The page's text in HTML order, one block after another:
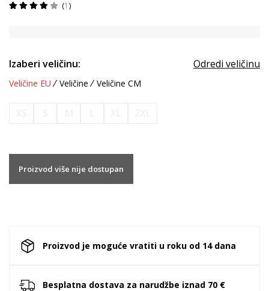
1
Izaberi veličinu: Odredi veličinu
Veličine EU Veličine Veličine CM
Proizvod više nije dostupan
Proizvod je moguće vratiti u roku od 14 dana
Besplatna dostava za narudžbe iznad 70 €